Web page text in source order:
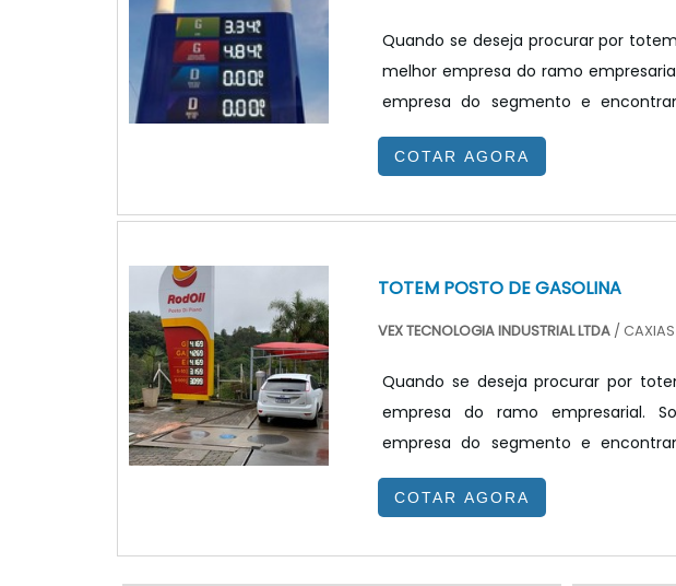
Quando se deseja procurar por
melhor empresa do ramo
empresa do segmento e
benefício.TOTEM PROPAGANDA
totem propaganda preço justo e
combustível e painel ...
COTAR AGORA
TOTEM POSTO DE GASOLINA
VEX TECNOLOGIA INDUSTRIAL LTDA /
Quando se deseja procurar por
empresa do ramo empresarial.
empresa do segmento e
benefício.Quando o quesito é
colaboradores da VEX Tecnologia é
COTAR AGORA